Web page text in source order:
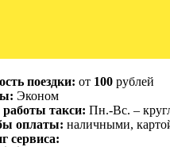
поездки: от 100 рублей
Эконом
такси: Пн.-Вс. –
оплаты: наличными,
сервиса: